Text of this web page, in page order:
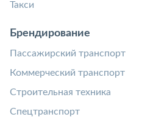
Такси
Брендирование
Пассажирский транспорт
Коммерческий транспорт
Строительная техника
Спецтранспорт